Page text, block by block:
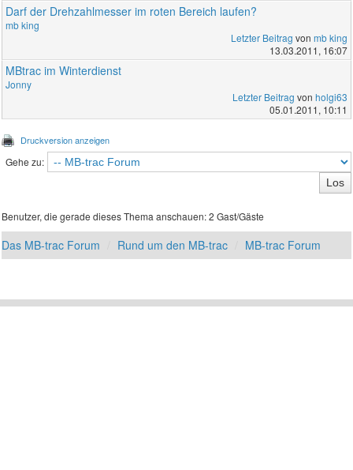
Darf der Drehzahlmesser im roten Bereich laufen?
mb king
Letzter Beitrag von mb king
13.03.2011, 16:07
MBtrac im Winterdienst
Jonny
Letzter Beitrag von holgi63
05.01.2011, 10:11
Druckversion anzeigen
Gehe zu:
Benutzer, die gerade dieses Thema anschauen: 2 Gast/Gäste
Das MB-trac Forum Rund um den MB-trac MB-trac Forum